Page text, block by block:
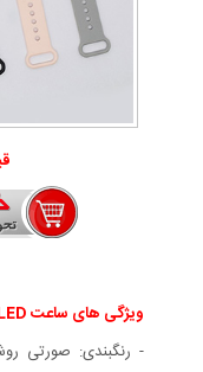
ویژگی های ساعت LED ضد آب طرح اپل واچ (سری 3):
- رنگبندی: صورتی